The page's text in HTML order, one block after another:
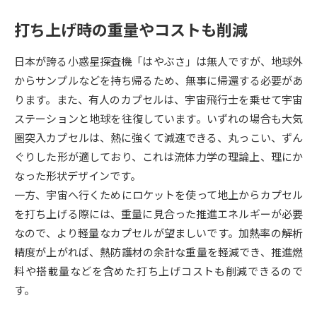
SELFBRAND特集ページ
オープンキャンパスなどを調べる
オープンキャンパス検索 実施プログラムから探す
来場型・Web型イベント特集 夢ナビライブ
受験準備 資料検索
志望校・出願校を調べる
併願校選び
打ち上げ時の重量やコストも削減
日本が誇る小惑星探査機「はやぶさ」は無人ですが、地球外
からサンプルなどを持ち帰るため、無事に帰還する必要があ
ります。また、有人のカプセルは、宇宙飛行士を乗せて宇宙
ステーションと地球を往復しています。いずれの場合も大気
圏突入カプセルは、熱に強くて減速できる、丸っこい、ずん
ぐりした形が適しており、これは流体力学の理論上、理にか
なった形状デザインです。
一方、宇宙へ行くためにロケットを使って地上からカプセル
を打ち上げる際には、重量に見合った推進エネルギーが必要
なので、より軽量なカプセルが望ましいです。加熱率の解析
精度が上がれば、熱防護材の余計な重量を軽減でき、推進燃
料や搭載量などを含めた打ち上げコストも削減できるので
す。